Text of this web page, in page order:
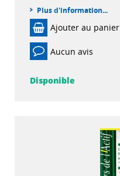
Plus d'information...
Ajouter au panier
Aucun avis
Disponible